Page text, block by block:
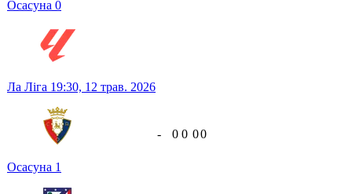
Осасуна 0
Ла Ліга 19:30, 12 трав. 2026
Осасуна 1
- 0 0 00